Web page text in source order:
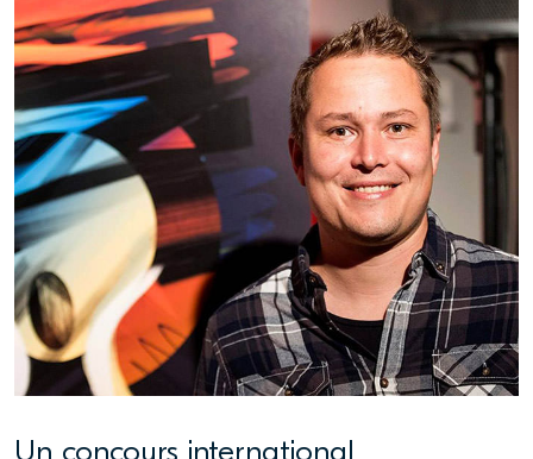
Un concours international